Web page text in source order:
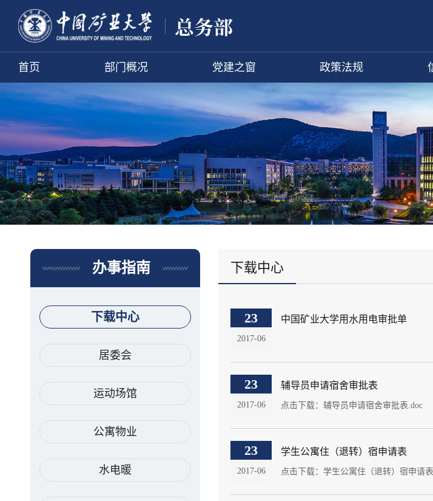
首页 部门概况 党建之窗 政策法规
办事指南
下载中心
居委会
运动场馆
公寓物业
水电暖
下载中心
23
2017-06
中国矿业大学用水用电审批单
23
2017-06
辅导员申请宿舍审批表
点击下载：辅导员申请宿舍审批表.doc
23
2017-06
学生公寓住（退转）宿申请表
点击下载：学生公寓住（退转）宿申请